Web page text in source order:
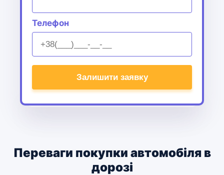
Телефон
Переваги покупки автомобіля в
дорозі